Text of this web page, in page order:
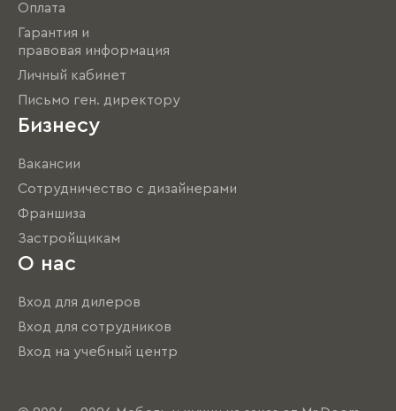
Оплата
Гарантия и
правовая информация
Личный кабинет
Письмо ген. директору
Бизнесу
Вакансии
Сотрудничество с дизайнерами
Франшиза
Застройщикам
О нас
Вход для дилеров
Вход для сотрудников
Вход на учебный центр